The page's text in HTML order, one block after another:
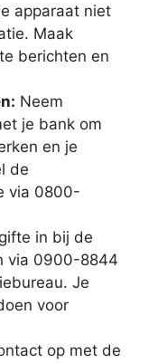
apparaat niet
Maak
berichten en
Neem
je bank om
en je
de
via 0800-
in bij de
via 0900-8844
Je
voor
op met de